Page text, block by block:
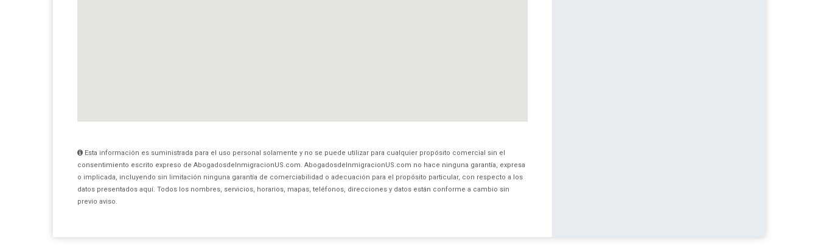
Esta información es suministrada para el uso personal solamente y no se puede utilizar para cualquier propósito comercial sin el
consentimiento escrito expreso de AbogadosdeInmigracionUS.com. AbogadosdeInmigracionUS.com no hace ninguna garantía, expresa
o implicada, incluyendo sin limitación ninguna garantía de comerciabilidad o adecuación para el propósito particular, con respecto a los
datos presentados aquí. Todos los nombres, servicios, horarios, mapas, teléfonos, direcciones y datos están conforme a cambio sin
previo aviso.